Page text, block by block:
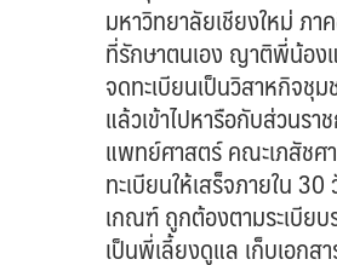
มหาวิทยาลัยเชียงใหม่ ภ
ที่รักษาตนเอง ญาติพี่น้อง
จดทะเบียนเป็นวิสาหกิจชุ
แล้วเข้าไปหารือกับส่วนร
แพทย์ศาสตร์ คณะเภสัชศ
ทะเบียนให้เสร็จภายใน
เกณฑ์ ถูกต้องตามระเบีย
เป็นพี่เลี้ยงดูแล เก็บเอกส